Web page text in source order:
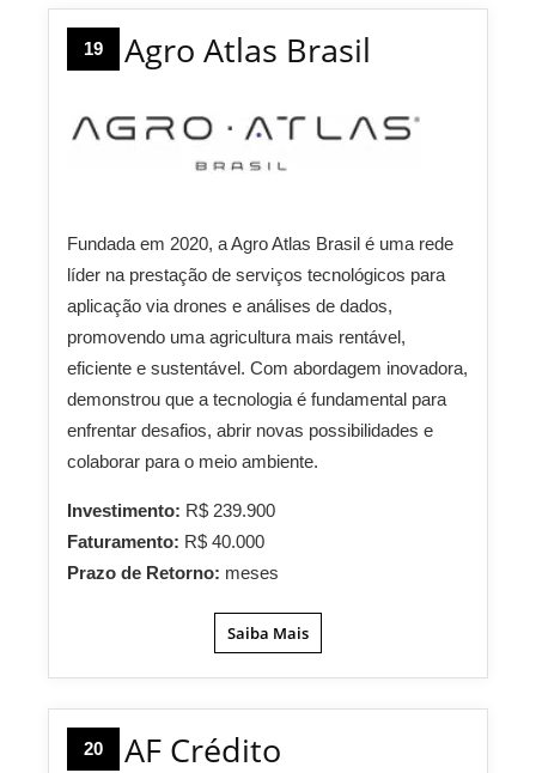
19 Agro Atlas Brasil
Fundada em 2020, a Agro Atlas Brasil é uma rede
líder na prestação de serviços tecnológicos para
aplicação via drones e análises de dados,
promovendo uma agricultura mais rentável,
eficiente e sustentável. Com abordagem inovadora,
demonstrou que a tecnologia é fundamental para
enfrentar desafios, abrir novas possibilidades e
colaborar para o meio ambiente.
Investimento: R$ 239.900
Faturamento: R$ 40.000
Prazo de Retorno: meses
Saiba Mais
20 AF Crédito